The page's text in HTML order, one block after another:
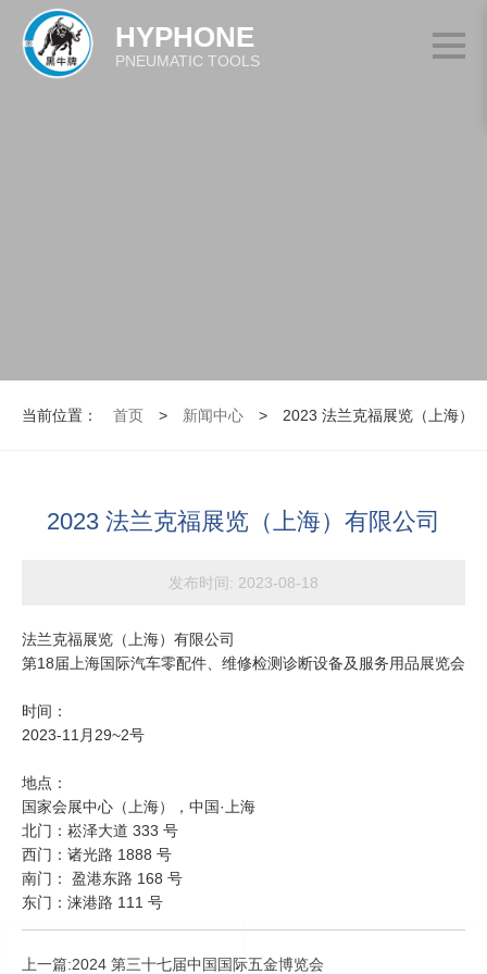
HYPHONE
PNEUMATIC TOOLS
当前位置： 首页 > 新闻中心 > 2023 法兰克福展览（上海）
2023 法兰克福展览（上海）有限公司
发布时间: 2023-08-18
法兰克福展览（上海）有限公司
第18届上海国际汽车零配件、维修检测诊断设备及服务用品展览会
时间：
2023-11月29~2号
地点：
国家会展中心（上海），中国·上海
北门 ： 崧泽大道 333 号
西门 ： 诸光路 1888 号
南门 ： 盈港东路 168 号
东门：涞港路 111 号
上一篇:2024 第三十七届中国国际五金博览会